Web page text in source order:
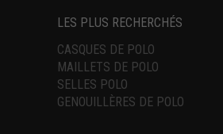
LES PLUS RECHERCHÉS
CASQUES DE POLO
MAILLETS DE POLO
SELLES POLO
GENOUILLÈRES DE POLO